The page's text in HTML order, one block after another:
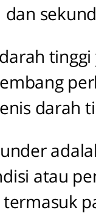
dan
darah
atau